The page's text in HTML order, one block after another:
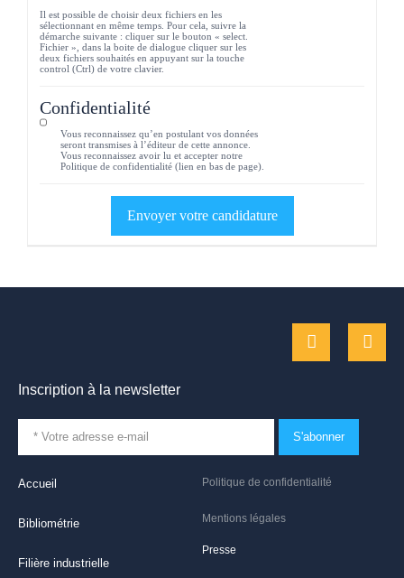
Il est possible de choisir deux fichiers en les
sélectionnant en même temps. Pour cela, suivre la
démarche suivante : cliquer sur le bouton « select.
Fichier », dans la boite de dialogue cliquer sur les
deux fichiers souhaités en appuyant sur la touche
control (Ctrl) de votre clavier.
Confidentialité
Vous reconnaissez qu’en postulant vos données
seront transmises à l’éditeur de cette annonce.
Vous reconnaissez avoir lu et accepter notre
Politique de confidentialité (lien en bas de page).
Politique de confidentialité
Mentions légales
Presse
Accueil
Bibliométrie
Filière industrielle
Inscription à la newsletter
S'abonner